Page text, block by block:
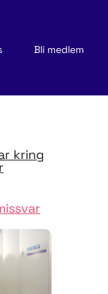
Bli medlem
och publikationer
kring